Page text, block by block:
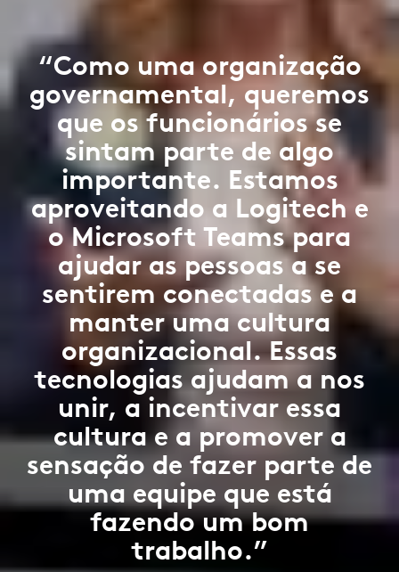
“Como uma organização
governamental, queremos
que os funcionários se
sintam parte de algo
importante. Estamos
aproveitando a Logitech e
o Microsoft Teams para
ajudar as pessoas a se
sentirem conectadas e a
manter uma cultura
organizacional. Essas
tecnologias ajudam a nos
unir, a incentivar essa
cultura e a promover a
sensação de fazer parte de
uma equipe que está
fazendo um bom
trabalho.”